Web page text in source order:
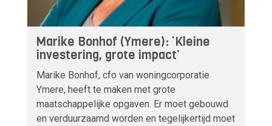
Marike Bonhof (Ymere): ‘Kleine
investering, grote impact’
Marike Bonhof, cfo van woningcorporatie
Ymere, heeft te maken met grote
maatschappelijke opgaven. Er moet gebouwd
en verduurzaamd worden en tegelijkertijd moet